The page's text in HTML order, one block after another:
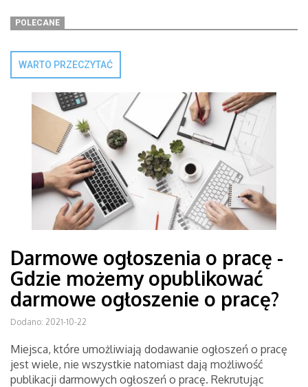
POLECANE
WARTO PRZECZYTAĆ
Darmowe ogłoszenia o pracę -
Gdzie możemy opublikować
darmowe ogłoszenie o pracę?
Dodano: 2021-10-22
Miejsca, które umożliwiają dodawanie ogłoszeń o pracę
jest wiele, nie wszystkie natomiast dają możliwość
publikacji darmowych ogłoszeń o pracę. Rekrutując